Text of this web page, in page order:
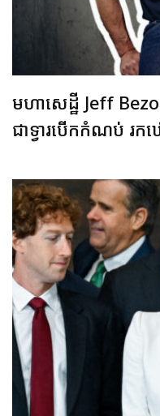
មហាសេដ្ឋី Jeff
ជាទ្វារបើកកំណប់ រ